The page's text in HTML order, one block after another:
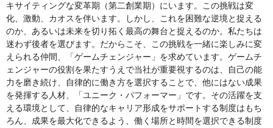
キサイティングな変革期（第二創業期）にいます。この挑戦は変
化、激動、カオスを伴います。しかし、これを困難な逆境と捉える
のか、あるいは未来を切り拓く最高の舞台と捉えるのか。私たちは
迷わず後者を選びます。だからこそ、この挑戦を一緒に楽しみに変
えられる仲間、「ゲームチェンジャー」を求めています。ゲームチ
ェンジャーの役割を果たすうえで当社が重要視するのは、自己の能
力を磨き続け、自律的に働き方を選択することで、他にはない成果
を発揮する人材、「ユニーク・パフォーマー」です。その活躍を支
える環境として、自律的なキャリア形成をサポートする制度はもち
ろん、成果を最大化できるよう、働く場所と時間を選択できる制度